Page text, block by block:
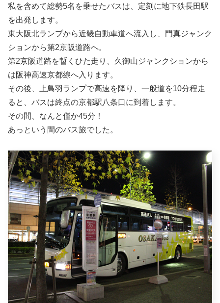
私を含めて総勢5名を乗せたバスは、定刻に地下鉄長田駅
を出発します。
東大阪北ランプから近畿自動車道へ流入し、門真ジャンク
ションから第2京阪道路へ。
第2京阪道路を暫くひた走り、久御山ジャンクションから
は阪神高速京都線へ入ります。
その後、上鳥羽ランプで高速を降り、一般道を10分程走
ると、バスは終点の京都駅八条口に到着します。
その間、なんと僅か45分！
あっという間のバス旅でした。